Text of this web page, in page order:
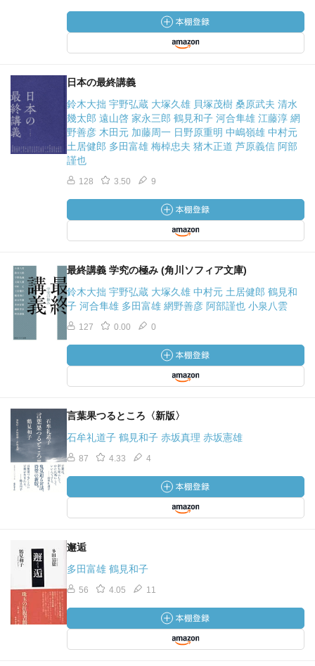
日本の最終講義
鈴木大拙 宇野弘蔵 大塚久雄 貝塚茂樹 桑原武夫 清水
幾太郎 遠山啓 家永三郎 鶴見和子 河合隼雄 江藤淳 網
野善彦 木田元 加藤周一 日野原重明 中嶋嶺雄 中村元
土居健郎 多田富雄 梅棹忠夫 猪木正道 芦原義信 阿部
謹也
128 3.50 9
最終講義 学究の極み (角川ソフィア文庫)
鈴木大拙 宇野弘蔵 大塚久雄 中村元 土居健郎 鶴見和
子 河合隼雄 多田富雄 網野善彦 阿部謹也 小泉八雲
127 0.00 0
言葉果つるところ〈新版〉
石牟礼道子 鶴見和子 赤坂真理 赤坂憲雄
87 4.33 4
邂逅
多田富雄 鶴見和子
56 4.05 11